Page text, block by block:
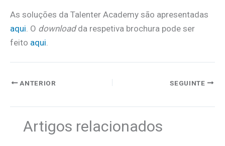
As soluções da Talenter Academy são apresentadas
aqui . O downloadda respetiva brochura pode ser
feito aqui
ANTERIOR SEGUINTE
Artigos relacionados